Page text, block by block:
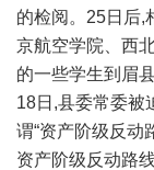
的检阅。25日后,
京航空学院、西
的一些学生到眉
18日,县委常委被
谓“资产阶级反动
资产阶级反动路